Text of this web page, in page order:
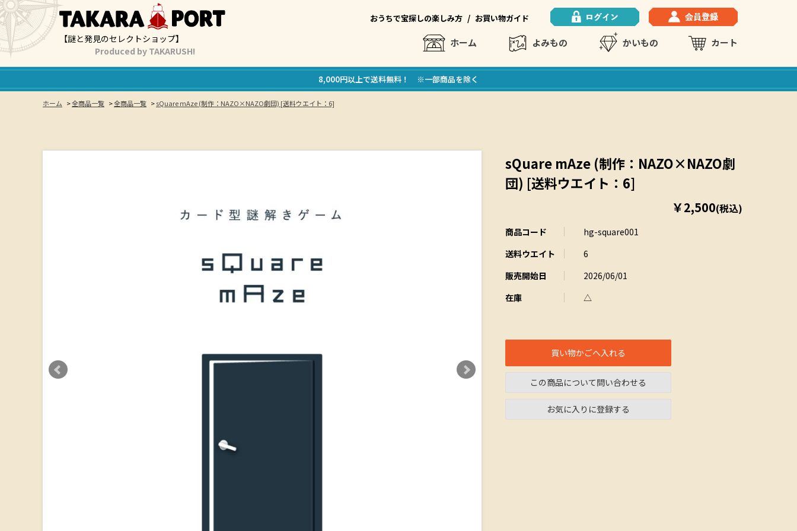
【謎と発見のセレクトショップ】
Produced by TAKARUSH!
おうちで宝探しの楽しみ方 / お買い物ガイド
ホーム よみもの かいもの カート
8,000円以上で送料無料！ ※一部商品を除く
ホーム >全商品一覧 >全商品一覧 >sQuare mAze (制作：NAZO×NAZO劇団) [送料ウエイト：6]
sQuare mAze (制作：NAZO×NAZO劇
団) [送料ウエイト：6]
￥2,500(税込)
商品コード
hg-square001
送料ウエイト
6
販売開始日
2026/06/01
在庫
△
買い物かごへ入れる
この商品について問い合わせる
お気に入りに登録する